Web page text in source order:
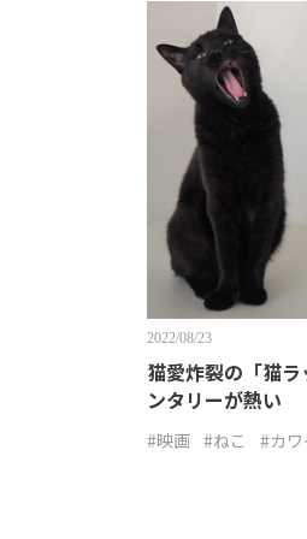
2022/08/23
猫愛炸裂の「猫
ンタリーが熱い
#映画 #ねこ #カワ